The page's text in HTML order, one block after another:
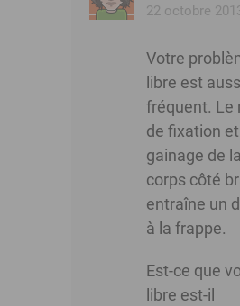
22 octobre
Votre
libre est
fréquent. Le
de fixation
gainage de
corps côté
entraîne un
à la frappe.
Est-ce que
libre est-il